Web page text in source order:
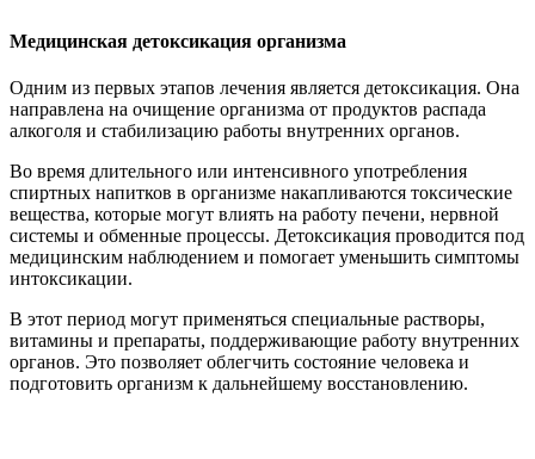
Медицинская детоксикация организма
Одним из первых этапов лечения является детоксикация. Она
направлена на очищение организма от продуктов распада
алкоголя и стабилизацию работы внутренних органов.
Во время длительного или интенсивного употребления
спиртных напитков в организме накапливаются токсические
вещества, которые могут влиять на работу печени, нервной
системы и обменные процессы. Детоксикация проводится под
медицинским наблюдением и помогает уменьшить симптомы
интоксикации.
В этот период могут применяться специальные растворы,
витамины и препараты, поддерживающие работу внутренних
органов. Это позволяет облегчить состояние человека и
подготовить организм к дальнейшему восстановлению.